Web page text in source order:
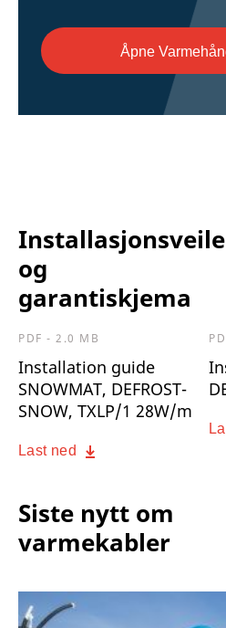
Åpne
og
garantiskjema
PDF - 2.0 MB
Installation guide
SNOWMAT, DEFROST-
SNOW, TXLP/1 28W/m
Last ned
Siste nytt om
varmekabler